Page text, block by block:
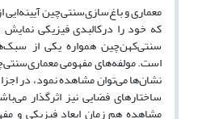
معماری و باغ‌سازی‌سنتی‌چین
که خود را در‌کالبدی فیزیکی
سنتی‌کهن‌چین همواره یکی از
است. مولفه‌های مفهومی
نشان‌ها می‌توان مشاهده نمود، در
ساختارهای فضایی نیز اثر‌گذار
مشاهده هم زمان ابعاد فیزیکی و